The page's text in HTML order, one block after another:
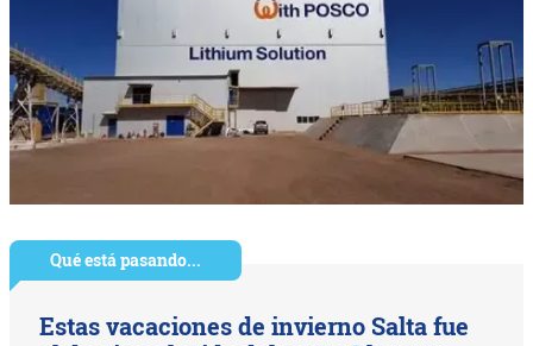
Qué está pasando...
Estas vacaciones de invierno Salta fue